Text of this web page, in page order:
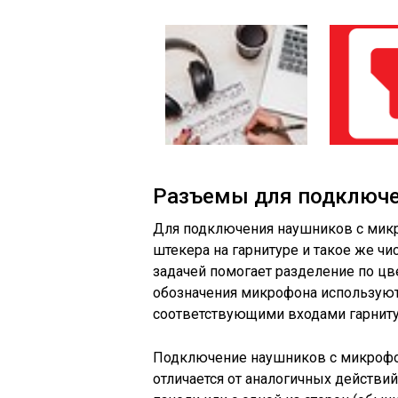
Разъемы для
Для подключения наушников с
штекера на гарнитуре и такое же
задачей помогает разделение по
обозначения микрофона
соответствующими входами
Подключение наушников с
отличается от аналогичных